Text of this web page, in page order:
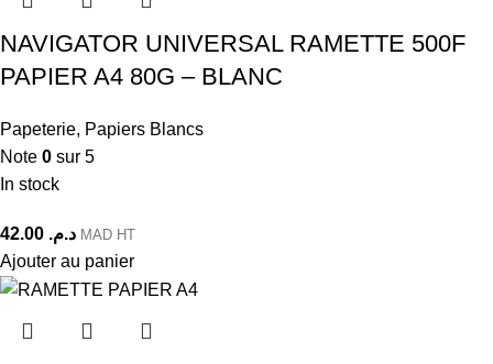
NAVIGATOR UNIVERSAL RAMETTE 500F
PAPIER A4 80G – BLANC
Papeterie, Papiers Blancs
Note 0 sur 5
In stock
د.م. MAD HT
Ajouter au panier